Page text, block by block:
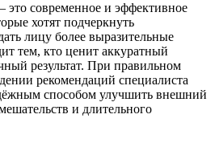
это современное и эффективное
хотят подчеркнуть
лицу более выразительные
тем, кто ценит аккуратный
результат. При правильном
рекомендаций специалиста
способом улучшить внешний
и длительного